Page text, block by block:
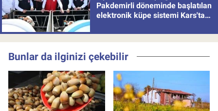
Pakdemirli döneminde başlatılan
elektronik küpe sistemi Kars'tan
Bunlar da ilginizi çekebilir